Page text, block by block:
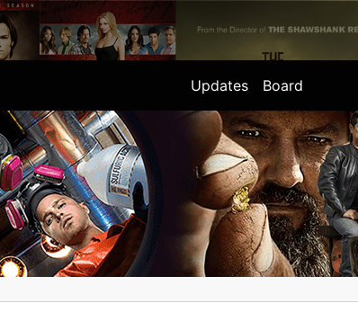
Updates Board